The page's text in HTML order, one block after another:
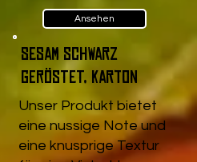
Ansehen
Sesam schwarz
geröstet, Karton
Unser Produkt bietet
eine nussige Note und
eine knusprige Textur